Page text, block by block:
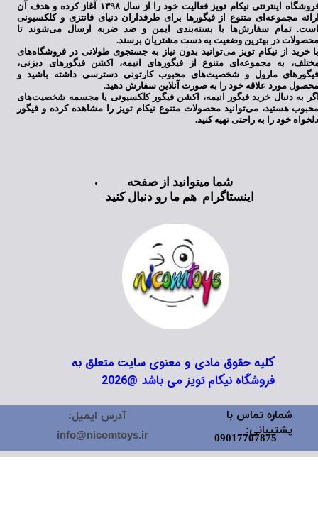
فروشگاه اینترنتی نیکام تویز فعالیت خود را از سال ۱۳۹۸ آغاز کرده و هدف آن
مجموعه‌ای متنوع از فیگورها برای طرفداران دنیای فانتزی و کلکسیونی
تمام سفارش‌ها با بسته‌بندی ایمن و ضد ضربه ارسال می‌شوند تا
در بهترین وضعیت به دست مشتریان برسند.
خرید از نیکام تویز می‌توانید بدون نیاز به جستجوی طولانی در فروشگاه‌های
به مجموعه‌ای متنوع از فیگورهای انیمه، اکشن فیگورهای دیزنی،
مارول و شخصیت‌های محبوب کارتونی دسترسی داشته باشید و
مورد علاقه خود را به صورت آنلاین سفارش دهید.
به دنبال خرید فیگور انیمه، اکشن فیگور کلکسیونی یا مجسمه شخصیت‌های
هستید، می‌توانید محصولات متنوع نیکام تویز را مشاهده کرده و فیگور
خود را به راحتی تهیه کنید.
کلیه حقوق مادی و معنوی سایت متعلق به
فروشگاه نیکام تویز می باشد @2026
شما میتوانید از صفحه
اینستاگرام هم ما رو دنبال کنید
شماره تماس با
پشتیبانی:
09017707875
آدرس ایمیل:
info@nicomtoys.ir